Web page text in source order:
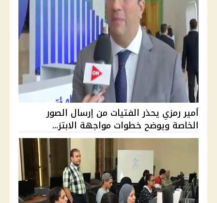
أمير رمزي يحذر الفتيات من إرسال الصور
الخاصة ويوضح خطوات مواجهة الابتز...